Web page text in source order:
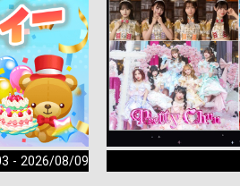
- 2026/08/09